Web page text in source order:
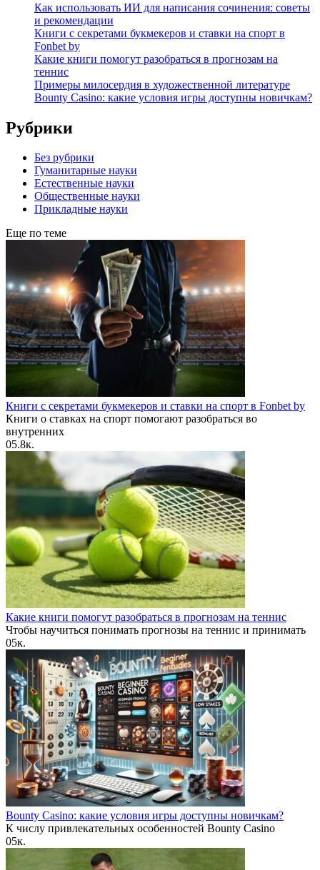
Как использовать ИИ для написания сочинения: советы
и рекомендации
Книги с секретами букмекеров и ставки на спорт в
Fonbet by
Какие книги помогут разобраться в прогнозам на
теннис
Примеры милосердия в художественной литературе
Bounty Casino: какие условия игры доступны новичкам?
Рубрики
Без рубрики
Гуманитарные науки
Естественные науки
Общественные науки
Прикладные науки
Еще по теме
Книги с секретами букмекеров и ставки на спорт в Fonbet by
Книги о ставках на спорт помогают разобраться во
внутренних
05.8к.
Какие книги помогут разобраться в прогнозам на теннис
Чтобы научиться понимать прогнозы на теннис и принимать
05к.
Bounty Casino: какие условия игры доступны новичкам?
К числу привлекательных особенностей Bounty Casino
05к.